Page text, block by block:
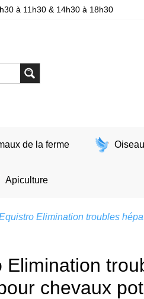
à 11h30 & 14h30 à 18h30
de la ferme
Apiculture
Elimination troubles
Elimination
chevaux